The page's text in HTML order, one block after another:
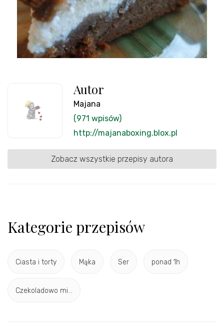
Autor
Majana
(971 wpisów)
http://majanaboxing.blox.pl
Zobacz wszystkie przepisy autora
Kategorie przepisów
Ciasta i torty Mąka Ser ponad 1h
Czekoladowo mi...